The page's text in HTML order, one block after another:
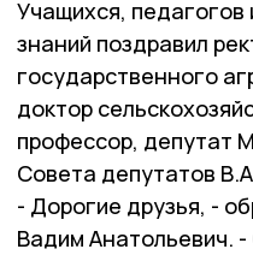
Учащихся,
знаний поздравил
государственного
доктор
профессор, депутат
Совета депутатов
- Дорогие друзья, -
Вадим Анатольевич.